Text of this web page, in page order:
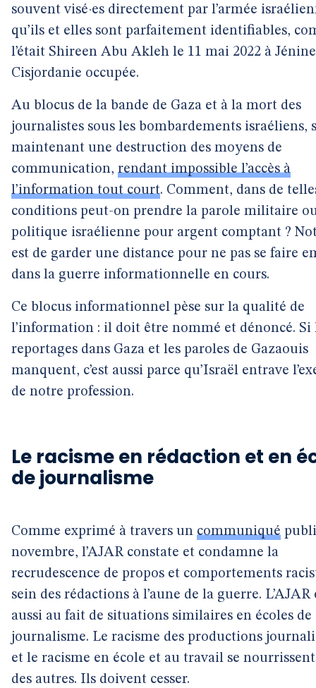
souvent visé·es directement par l’armée
qu’ils et elles sont parfaitement identifiables,
l’était Shireen Abu Akleh le 11 mai 2022 à
Cisjordanie occupée.
Au blocus de la bande de Gaza et à la mort des
journalistes sous les bombardements israéliens,
maintenant une destruction des moyens de
communication, rendant impossible l’accès à
l’information tout court. Comment, dans de
conditions peut-on prendre la parole militaire
politique israélienne pour argent comptant ?
est de garder une distance pour ne pas se faire
dans la guerre informationnelle en cours.
Ce blocus informationnel pèse sur la qualité de
l’information : il doit être nommé et dénoncé. Si
reportages dans Gaza et les paroles de Gazaouis
manquent, c’est aussi parce qu’Israël entrave
de notre profession.
Le racisme en rédaction et en
de journalisme
Comme exprimé à travers un communiqué
novembre, l’AJAR constate et condamne la
recrudescence de propos et comportements
sein des rédactions à l’aune de la guerre. L’AJAR
aussi au fait de situations similaires en écoles de
journalisme. Le racisme des productions
et le racisme en école et au travail se
des autres. Ils doivent cesser.